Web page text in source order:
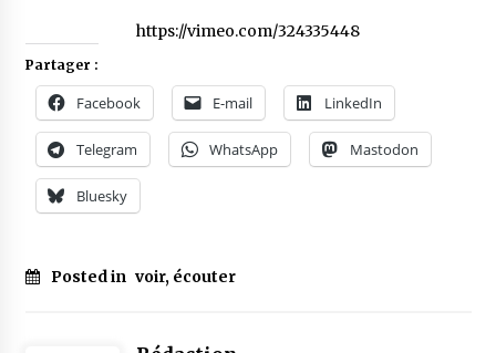
https://vimeo.com/324335448
Partager :
Facebook E-mail LinkedIn
Telegram WhatsApp Mastodon
Bluesky
Posted in voir, écouter